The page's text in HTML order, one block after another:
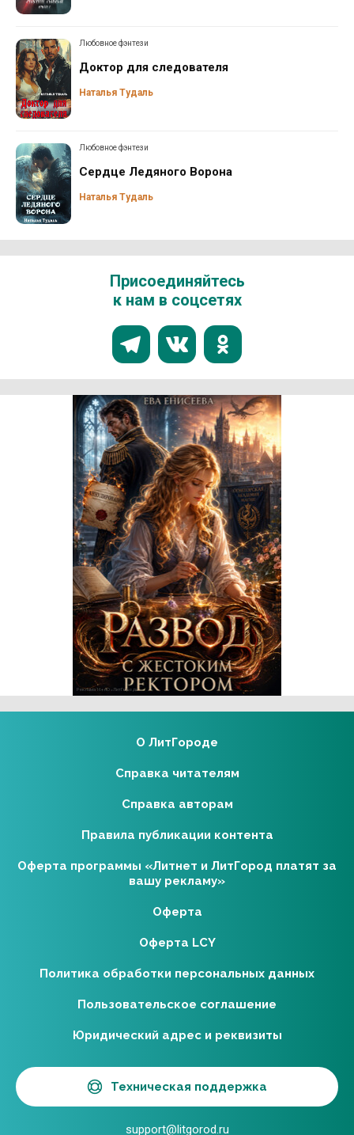
Любовное фэнтези
Доктор для следователя
Наталья Тудаль
Любовное фэнтези
Сердце Ледяного Ворона
Наталья Тудаль
Присоединяйтесь
к нам в соцсетях
Реклама 16+ АО «ЛитГород»
О ЛитГороде
Справка читателям
Справка авторам
Правила публикации контента
Оферта программы «Литнет и ЛитГород платят за
вашу рекламу»
Оферта
Оферта LCY
Политика обработки персональных данных
Пользовательское соглашение
Юридический адрес и реквизиты
Техническая поддержка
support@litgorod.ru